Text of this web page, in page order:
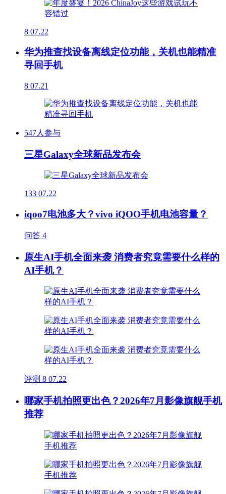
8 07.22
华为推查找设备离线定位功能，关机也能精准
寻回手机
8 07.21
547人参与
三星Galaxy全球新品发布会
133 07.22
iqoo7电池多大？vivo iQOO手机电池容量？
问答 4
原生AI手机全面来袭 消费者究竟需要什么样的
AI手机？
评测 8 07.22
哪家手机拍照更出色？2026年7月影像旗舰手机
推荐